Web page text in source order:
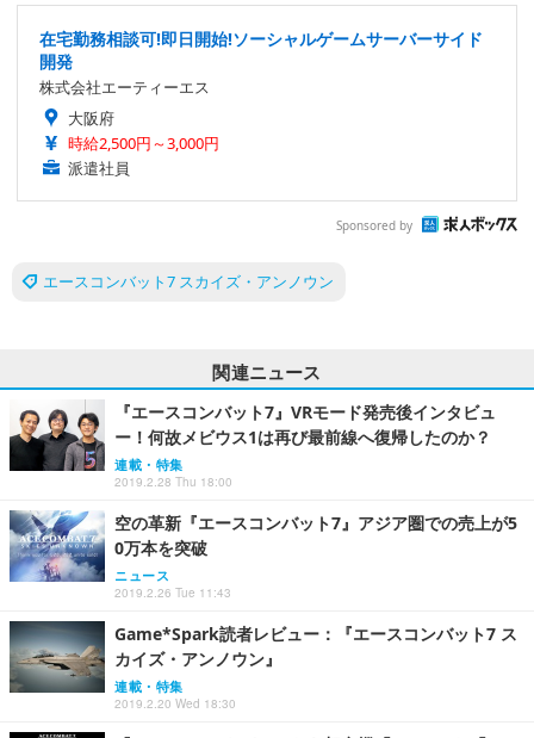
在宅勤務相談可!即日開始!ソーシャルゲームサーバーサイド
開発
株式会社エーティーエス
大阪府
時給2,500円～3,000円
派遣社員
Sponsored by
エースコンバット7 スカイズ・アンノウン
関連ニュース
『エースコンバット7』VRモード発売後インタビュ
ー！何故メビウス1は再び最前線へ復帰したのか？
連載・特集
2019.2.28 Thu 18:00
空の革新『エースコンバット7』アジア圏での売上が5
0万本を突破
ニュース
2019.2.26 Tue 11:43
Game*Spark読者レビュー：『エースコンバット7 ス
カイズ・アンノウン』
連載・特集
2019.2.20 Wed 18:30